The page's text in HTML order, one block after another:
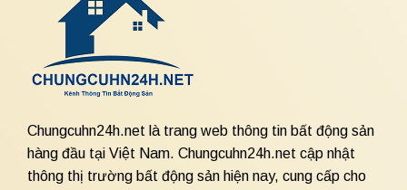
Chungcuhn24h.net là trang web thông tin bất động sản
hàng đầu tại Việt Nam. Chungcuhn24h.net cập nhật
thông thị trường bất động sản hiện nay, cung cấp cho